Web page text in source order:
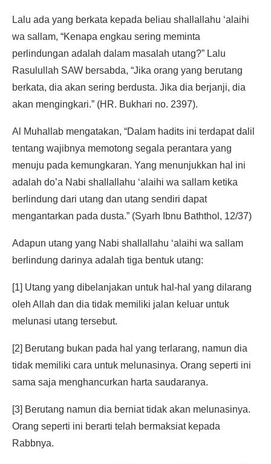
Lalu ada yang berkata kepada beliau shallallahu ‘alaihi
wa sallam, “Kenapa engkau sering meminta
perlindungan adalah dalam masalah utang?” Lalu
Rasulullah SAW bersabda, “Jika orang yang berutang
berkata, dia akan sering berdusta. Jika dia berjanji, dia
akan mengingkari.” (HR. Bukhari no. 2397).
Al Muhallab mengatakan, “Dalam hadits ini terdapat dalil
tentang wajibnya memotong segala perantara yang
menuju pada kemungkaran. Yang menunjukkan hal ini
adalah do’a Nabi shallallahu ‘alaihi wa sallam ketika
berlindung dari utang dan utang sendiri dapat
mengantarkan pada dusta.” (Syarh Ibnu Baththol, 12/37)
Adapun utang yang Nabi shallallahu ‘alaihi wa sallam
berlindung darinya adalah tiga bentuk utang:
[1] Utang yang dibelanjakan untuk hal-hal yang dilarang
oleh Allah dan dia tidak memiliki jalan keluar untuk
melunasi utang tersebut.
[2] Berutang bukan pada hal yang terlarang, namun dia
tidak memiliki cara untuk melunasinya. Orang seperti ini
sama saja menghancurkan harta saudaranya.
[3] Berutang namun dia berniat tidak akan melunasinya.
Orang seperti ini berarti telah bermaksiat kepada
Rabbnya.